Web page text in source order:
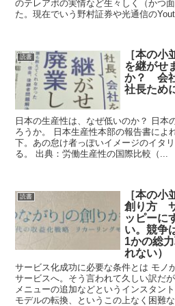
のテレアポの実情など生々しく（かつ
た。現在でいう野村証券や光通信の
読書
［本の
を継がせ
か？ 会
社長ため
日本の生産性は、なぜ低いのか？ 日本
ろうか。 日本生産性本部の報告書によ
下。あの怠け者っぽいイメージのイタ
る。 出典：労働生産性の国際比較（...
読書
［本の
創り方
ッピーに
い。競争
1かの総
れない）
サービス化成功に必要な条件とは モノ
サービスへ。そう言われて久しい訳だ
メニューの追加などというインスタン
モデルの転換、というこの上なく困難